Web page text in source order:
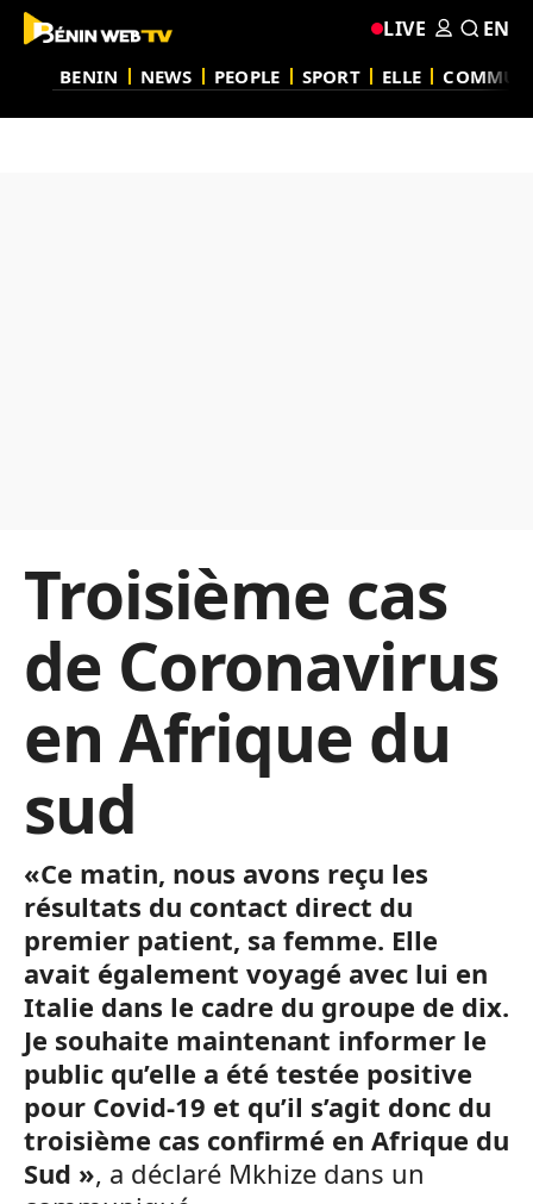
BENIN NEWS PEOPLE SPORT ELLE
LIVE EN
Troisième cas
de Coronavirus
en Afrique du
sud
«Ce matin, nous avons reçu les
résultats du contact direct du
premier patient, sa femme. Elle
avait également voyagé avec lui en
Italie dans le cadre du groupe de dix.
Je souhaite maintenant informer le
public qu’elle a été testée positive
pour Covid-19 et qu’il s’agit donc du
troisième cas confirmé en Afrique du
Sud », a déclaré Mkhize dans un